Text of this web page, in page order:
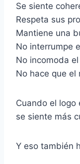
Se siente
Respeta sus
Mantiene una
No interrumpe
No incomoda
No hace que el
Cuando el
se siente más
Y eso también